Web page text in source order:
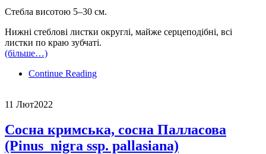
Стебла висотою 5–30 см.
Нижні стеблові листки округлі, майже серцеподібні, всі
листки по краю зубчаті.
(більше…)
Continue Reading
11 Лют2022
Сосна кримська, сосна Палласова
(Pinus nigra ssp. pallasiana)